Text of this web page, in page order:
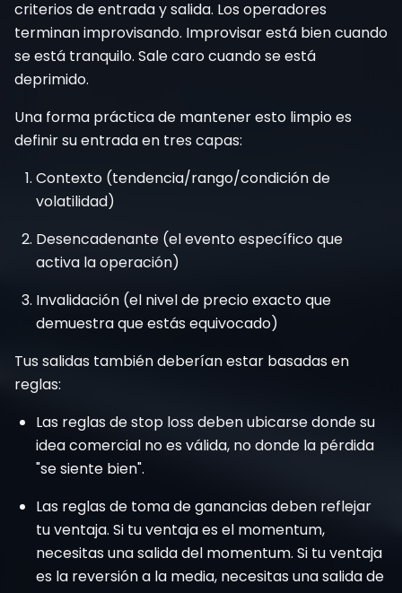
criterios de entrada y salida. Los operadores
terminan improvisando. Improvisar está bien cuando
se está tranquilo. Sale caro cuando se está
deprimido.
Una forma práctica de mantener esto limpio es
definir su entrada en tres capas:
Contexto (tendencia/rango/condición de
volatilidad)
Desencadenante (el evento específico que
activa la operación)
Invalidación (el nivel de precio exacto que
demuestra que estás equivocado)
Tus salidas también deberían estar basadas en
reglas:
Las reglas de stop loss deben ubicarse donde su
idea comercial no es válida, no donde la pérdida
"se siente bien".
Las reglas de toma de ganancias deben reflejar
tu ventaja. Si tu ventaja es el momentum,
necesitas una salida del momentum. Si tu ventaja
es la reversión a la media, necesitas una salida de